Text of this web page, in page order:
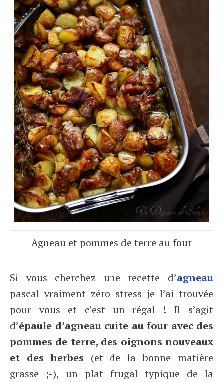
Agneau et pommes de terre au four
Si vous cherchez une recette d’agneau
pascal vraiment zéro stress je l’ai trouvée
pour vous et c’est un régal ! Il s’agit
d’épaule d’agneau cuite au four avec des
pommes de terre, des oignons nouveaux
et des herbes (et de la bonne matière
grasse ;-), un plat frugal typique de la